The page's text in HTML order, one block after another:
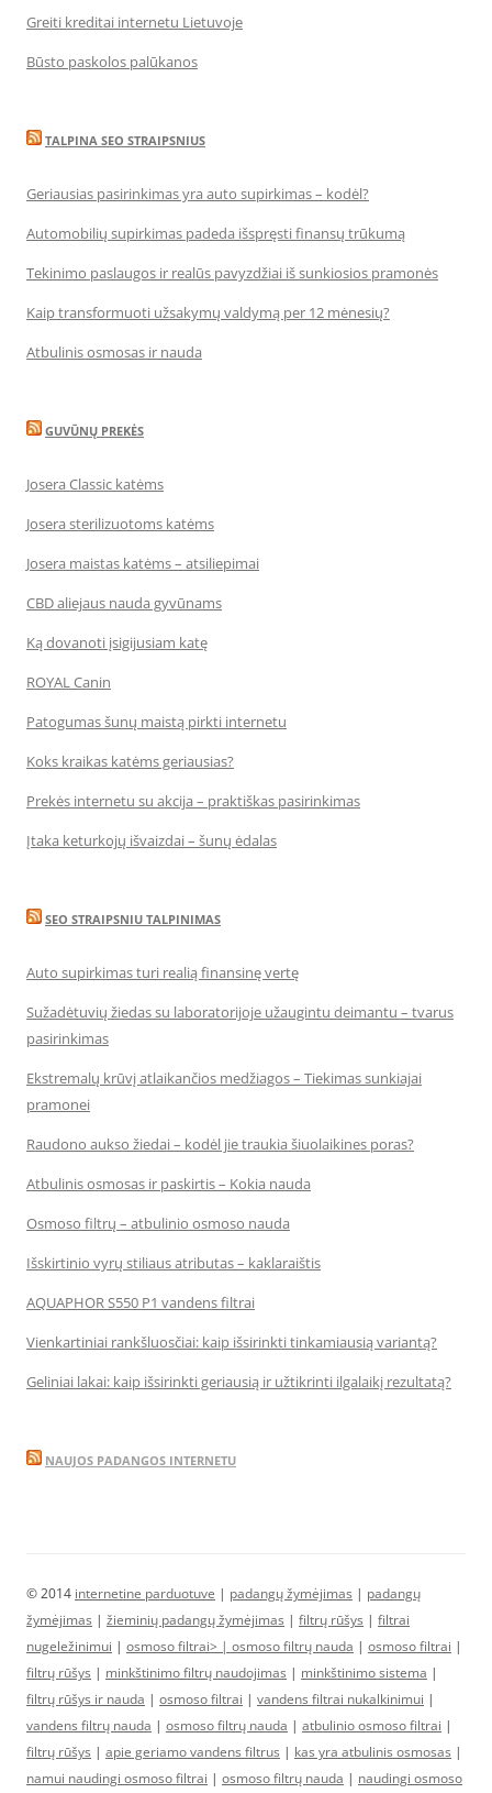
Greiti kreditai internetu Lietuvoje
Būsto paskolos palūkanos
TALPINA SEO STRAIPSNIUS
Geriausias pasirinkimas yra auto supirkimas – kodėl?
Automobilių supirkimas padeda išspręsti finansų trūkumą
Tekinimo paslaugos ir realūs pavyzdžiai iš sunkiosios pramonės
Kaip transformuoti užsakymų valdymą per 12 mėnesių?
Atbulinis osmosas ir nauda
GUVŪNŲ PREKĖS
Josera Classic katėms
Josera sterilizuotoms katėms
Josera maistas katėms – atsiliepimai
CBD aliejaus nauda gyvūnams
Ką dovanoti įsigijusiam katę
ROYAL Canin
Patogumas šunų maistą pirkti internetu
Koks kraikas katėms geriausias?
Prekės internetu su akcija – praktiškas pasirinkimas
Įtaka keturkojų išvaizdai – šunų ėdalas
SEO STRAIPSNIU TALPINIMAS
Auto supirkimas turi realią finansinę vertę
Sužadėtuvių žiedas su laboratorijoje užaugintu deimantu – tvarus
pasirinkimas
Ekstremalų krūvį atlaikančios medžiagos – Tiekimas sunkiajai
pramonei
Raudono aukso žiedai – kodėl jie traukia šiuolaikines poras?
Atbulinis osmosas ir paskirtis – Kokia nauda
Osmoso filtrų – atbulinio osmoso nauda
Išskirtinio vyrų stiliaus atributas – kaklaraištis
AQUAPHOR S550 P1 vandens filtrai
Vienkartiniai rankšluosčiai: kaip išsirinkti tinkamiausią variantą?
Geliniai lakai: kaip išsirinkti geriausią ir užtikrinti ilgalaikį rezultatą?
NAUJOS PADANGOS INTERNETU
© 2014 internetine parduotuve | padangų žymėjimas | padangų
žymėjimas | žieminių padangų žymėjimas | filtrų rūšys | filtrai
nugeležinimui | osmoso filtrai> | osmoso filtrų nauda | osmoso filtrai |
filtrų rūšys | minkštinimo filtrų naudojimas | minkštinimo sistema |
filtrų rūšys ir nauda | osmoso filtrai | vandens filtrai nukalkinimui |
vandens filtrų nauda | osmoso filtrų nauda | atbulinio osmoso filtrai |
filtrų rūšys | apie geriamo vandens filtrus | kas yra atbulinis osmosas |
namui naudingi osmoso filtrai | osmoso filtrų nauda | naudingi osmoso